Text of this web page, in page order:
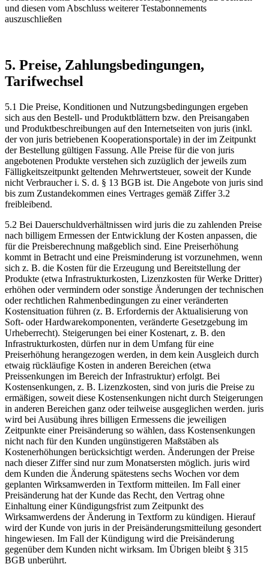
und diesen vom Abschluss weiterer Testabonnements
auszuschließen
5. Preise, Zahlungsbedingungen,
Tarifwechsel
5.1 Die Preise, Konditionen und Nutzungsbedingungen ergeben
sich aus den Bestell- und Produktblättern bzw. den Preisangaben
und Produktbeschreibungen auf den Internetseiten von juris (inkl.
der von juris betriebenen Kooperationsportale) in der im Zeitpunkt
der Bestellung gültigen Fassung. Alle Preise für die von juris
angebotenen Produkte verstehen sich zuzüglich der jeweils zum
Fälligkeitszeitpunkt geltenden Mehrwertsteuer, soweit der Kunde
nicht Verbraucher i. S. d. § 13 BGB ist. Die Angebote von juris sind
bis zum Zustandekommen eines Vertrages gemäß Ziffer 3.2
freibleibend.
5.2 Bei Dauerschuldverhältnissen wird juris die zu zahlenden Preise
nach billigem Ermessen der Entwicklung der Kosten anpassen, die
für die Preisberechnung maßgeblich sind. Eine Preiserhöhung
kommt in Betracht und eine Preisminderung ist vorzunehmen, wenn
sich z. B. die Kosten für die Erzeugung und Bereitstellung der
Produkte (etwa Infrastrukturkosten, Lizenzkosten für Werke Dritter)
erhöhen oder vermindern oder sonstige Änderungen der technischen
oder rechtlichen Rahmenbedingungen zu einer veränderten
Kostensituation führen (z. B. Erfordernis der Aktualisierung von
Soft- oder Hardwarekomponenten, veränderte Gesetzgebung im
Urheberrecht). Steigerungen bei einer Kostenart, z. B. den
Infrastrukturkosten, dürfen nur in dem Umfang für eine
Preiserhöhung herangezogen werden, in dem kein Ausgleich durch
etwaig rückläufige Kosten in anderen Bereichen (etwa
Preissenkungen im Bereich der Infrastruktur) erfolgt. Bei
Kostensenkungen, z. B. Lizenzkosten, sind von juris die Preise zu
ermäßigen, soweit diese Kostensenkungen nicht durch Steigerungen
in anderen Bereichen ganz oder teilweise ausgeglichen werden. juris
wird bei Ausübung ihres billigen Ermessens die jeweiligen
Zeitpunkte einer Preisänderung so wählen, dass Kostensenkungen
nicht nach für den Kunden ungünstigeren Maßstäben als
Kostenerhöhungen berücksichtigt werden. Änderungen der Preise
nach dieser Ziffer sind nur zum Monatsersten möglich. juris wird
dem Kunden die Änderung spätestens sechs Wochen vor dem
geplanten Wirksamwerden in Textform mitteilen. Im Fall einer
Preisänderung hat der Kunde das Recht, den Vertrag ohne
Einhaltung einer Kündigungsfrist zum Zeitpunkt des
Wirksamwerdens der Änderung in Textform zu kündigen. Hierauf
wird der Kunde von juris in der Preisänderungsmitteilung gesondert
hingewiesen. Im Fall der Kündigung wird die Preisänderung
gegenüber dem Kunden nicht wirksam. Im Übrigen bleibt § 315
BGB unberührt.